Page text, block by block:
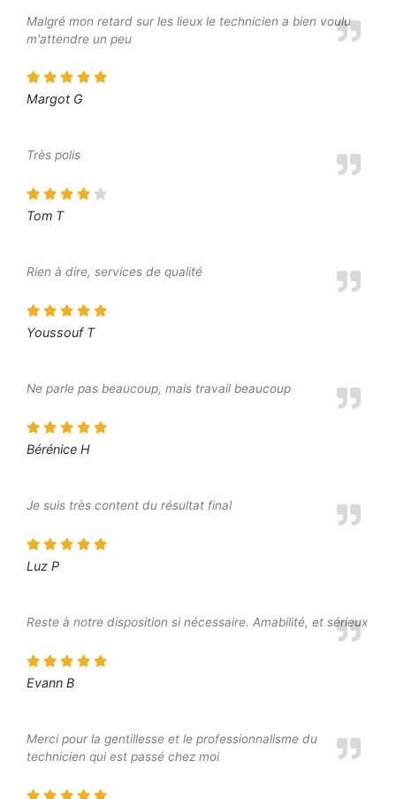
Malgré mon retard sur les lieux le technicien a bien voulu
m'attendre un peu
Margot G
Très polis
Tom T
Rien à dire, services de qualité
Youssouf T
Ne parle pas beaucoup, mais travail beaucoup
Bérénice H
Je suis très content du résultat final
Luz P
Reste à notre disposition si nécessaire. Amabilité, et sérieux
Evann B
Merci pour la gentillesse et le professionnalisme du
technicien qui est passé chez moi